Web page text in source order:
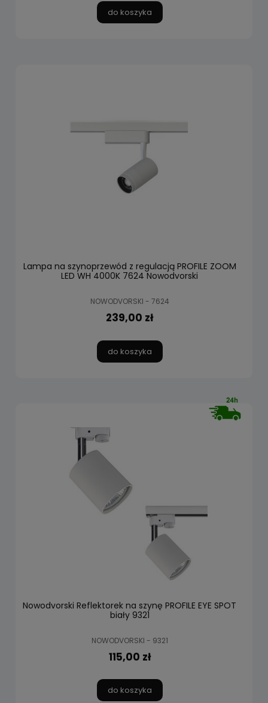
do koszyka
Lampa na szynoprzewód z regulacją PROFILE ZOOM
LED WH 4000K 7624 Nowodvorski
NOWODVORSKI - 7624
239,00 zł
do koszyka
Nowodvorski Reflektorek na szynę PROFILE EYE SPOT
biały 9321
NOWODVORSKI - 9321
115,00 zł
do koszyka